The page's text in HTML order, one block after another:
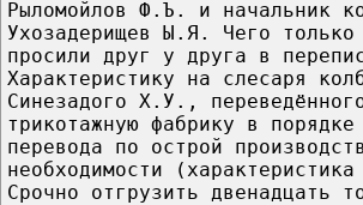
Рыломойлов Ф.Ъ. и начальник
Ухозадерищев Ы.Я. Чего
просили друг у друга в
Характеристику на слесаря
Синезадого Х.У.,
трикотажную фабрику в порядке
перевода по острой
необходимости
Срочно отгрузить двенадцать